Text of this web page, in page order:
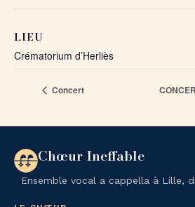
LIEU
Crématorium d’Herliès
Concert
Chœur Ineffable
Ensemble vocal a cappella à Lille,